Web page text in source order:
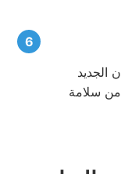
الجديد
من سلامة